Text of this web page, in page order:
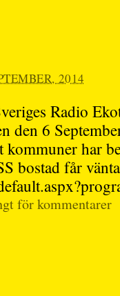
2014
Radio
den 6
kommuner har
bostad får
för kommentarer